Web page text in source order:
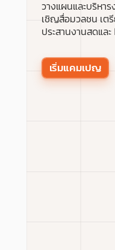
วางแผนและบริหา
เชิญสื่อมวลชน เต
ประสานงานสดและ
เริ่มแคมเปญ